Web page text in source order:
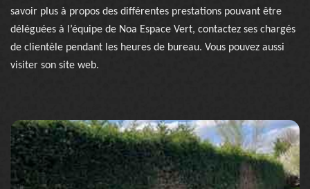
savoir plus à propos des différentes prestations pouvant être
déléguées à l’équipe de Noa Espace Vert, contactez ses chargés
de clientèle pendant les heures de bureau. Vous pouvez aussi
visiter son site web.